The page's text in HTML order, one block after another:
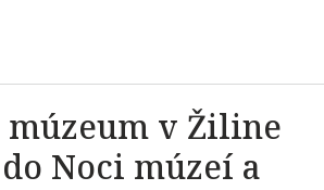
múzeum v Žiline
Noci múzeí a